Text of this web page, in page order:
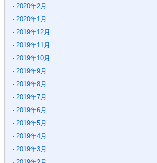
2020年2月
2020年1月
2019年12月
2019年11月
2019年10月
2019年9月
2019年8月
2019年7月
2019年6月
2019年5月
2019年4月
2019年3月